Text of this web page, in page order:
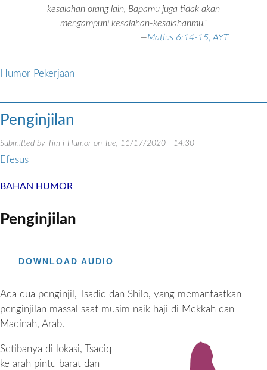
kesalahan orang lain, Bapamu juga tidak akan
mengampuni kesalahan-kesalahanmu.”
—Matius 6:14-15, AYT
Humor Pekerjaan
Penginjilan
Submitted by Tim i-Humor on Tue, 11/17/2020 - 14:30
Efesus
BAHAN HUMOR
Penginjilan
DOWNLOAD AUDIO
Ada dua penginjil, Tsadiq dan Shilo, yang memanfaatkan
penginjilan massal saat musim naik haji di Mekkah dan
Madinah, Arab.
Setibanya di lokasi, Tsadiq
ke arah pintu barat dan